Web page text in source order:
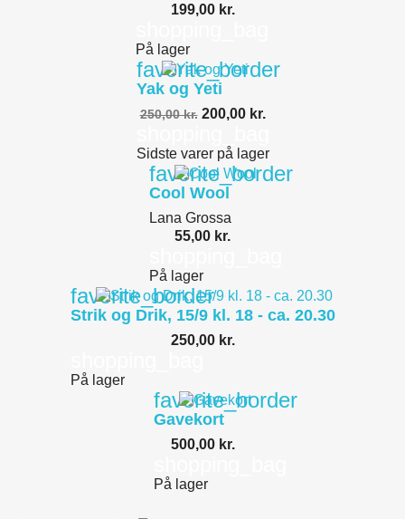
199,00 kr.
På lager
favorite_border
Yak og Yeti
250,00 kr. 200,00 kr.
Sidste varer på lager
favorite_border
Cool Wool
Lana Grossa
55,00 kr.
På lager
favorite_border
Strik og Drik, 15/9 kl. 18 - ca. 20.30
250,00 kr.
På lager
favorite_border
Gavekort
500,00 kr.
På lager